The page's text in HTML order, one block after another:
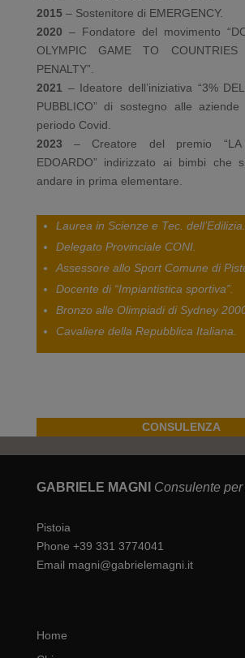
2015– Sostenitore di EMERGENCY.
2020 – Fondatore del movimento
OLYMPIC GAME TO COUNTRIES
PENALTY”.
2021– Ideatore dell’iniziativa “3%
PUBBLICO” di sostegno alle
periodo Covid.
2023 – Creatore del premio “LA
EDOARDO” indirizzato ai bimbi che
andare in prima elementare.
Laurea in Scienze e Tec. dell’Edilizia.
Delegato Provinciale CONI.
Assessore allo Sport Comune di
Docente di “Impiantistica sportiva”.
Bronzo alle Olimpiadi di Sydney
Cavaliere della Repubblica Italiana.
CONSULENZA
GABRIELE MAGNI Consulente
Pistoia
Phone +39 331 3774041
Email magni@gabrielemagni.it
Home